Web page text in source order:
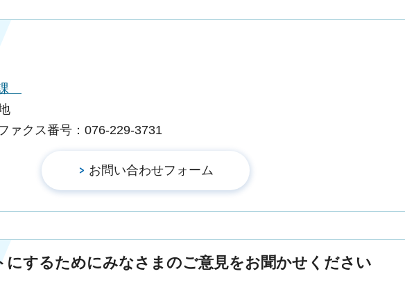
ァクス番号：076-229-3731
にするためにみなさまのご意見をお聞かせください